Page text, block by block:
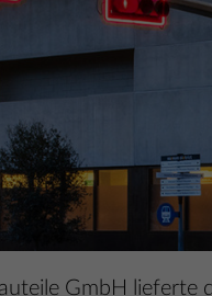
GmbH